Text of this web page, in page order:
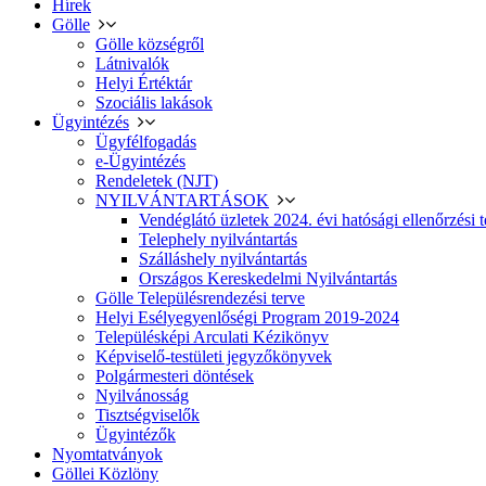
Hírek
Gölle
Gölle községről
Látnivalók
Helyi Értéktár
Szociális lakások
Ügyintézés
Ügyfélfogadás
e-Ügyintézés
Rendeletek (NJT)
NYILVÁNTARTÁSOK
Vendéglátó üzletek 2024. évi hatósági ellenőrzési
Telephely nyilvántartás
Szálláshely nyilvántartás
Országos Kereskedelmi Nyilvántartás
Gölle Településrendezési terve
Helyi Esélyegyenlőségi Program 2019-2024
Településképi Arculati Kézikönyv
Képviselő-testületi jegyzőkönyvek
Polgármesteri döntések
Nyilvánosság
Tisztségviselők
Ügyintézők
Nyomtatványok
Göllei Közlöny